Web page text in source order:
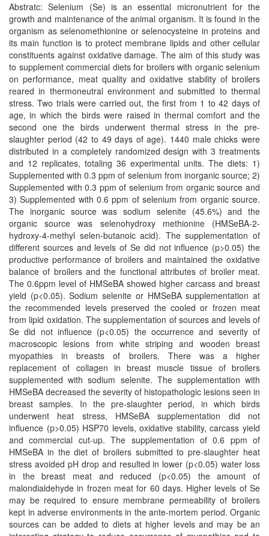
Abstratc: Selenium (Se) is an essential micronutrient for the
growth and maintenance of the animal organism. It is found in the
organism as selenomethionine or selenocysteine in proteins and
its main function is to protect membrane lipids and other cellular
constituents against oxidative damage. The aim of this study was
to supplement commercial diets for broilers with organic selenium
on performance, meat quality and oxidative stability of broilers
reared in thermoneutral environment and submitted to thermal
stress. Two trials were carried out, the first from 1 to 42 days of
age, in which the birds were raised in thermal comfort and the
second one the birds underwent thermal stress in the pre-
slaughter period (42 to 49 days of age). 1440 male chicks were
distributed in a completely randomized design with 3 treatments
and 12 replicates, totaling 36 experimental units. The diets: 1)
Supplemented with 0.3 ppm of selenium from inorganic source; 2)
Supplemented with 0.3 ppm of selenium from organic source and
3) Supplemented with 0.6 ppm of selenium from organic source.
The inorganic source was sodium selenite (45.6%) and the
organic source was selenohydroxy methionine (HMSeBA-2-
hydroxy-4-methyl selen-butanoic acid). The supplementation of
different sources and levels of Se did not influence (p>0.05) the
productive performance of broilers and maintained the oxidative
balance of broilers and the functional attributes of broiler meat.
The 0.6ppm level of HMSeBA showed higher carcass and breast
yield (p<0.05). Sodium selenite or HMSeBA supplementation at
the recommended levels preserved the cooled or frozen meat
from lipid oxidation. The supplementation of sources and levels of
Se did not influence (p<0.05) the occurrence and severity of
macroscopic lesions from white striping and wooden breast
myopathies in breasts of broilers. There was a higher
replacement of collagen in breast muscle tissue of broilers
supplemented with sodium selenite. The supplementation with
HMSeBA decreased the severity of histopathologic lesions seen in
breast samples. In the pre-slaughter period, in which birds
underwent heat stress, HMSeBA supplementation did not
influence (p>0.05) HSP70 levels, oxidative stability, carcass yield
and commercial cut-up. The supplementation of 0.6 ppm of
HMSeBA in the diet of broilers submitted to pre-slaughter heat
stress avoided pH drop and resulted in lower (p<0.05) water loss
in the breast meat and reduced (p<0.05) the amount of
malondialdehyde in frozen meat for 60 days. Higher levels of Se
may be required to ensure membrane permeability of broilers
kept in adverse environments in the ante-mortem period. Organic
sources can be added to diets at higher levels and may be an